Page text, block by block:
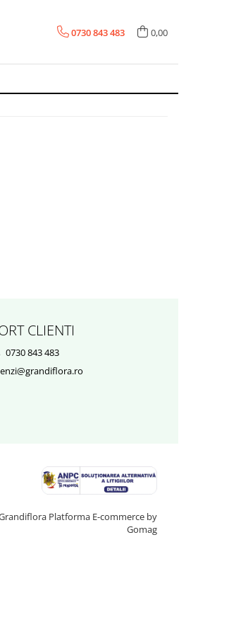
0730 843 483 0,00
CLIENTI
0730 843 483
Platforma E-commerce by
Gomag